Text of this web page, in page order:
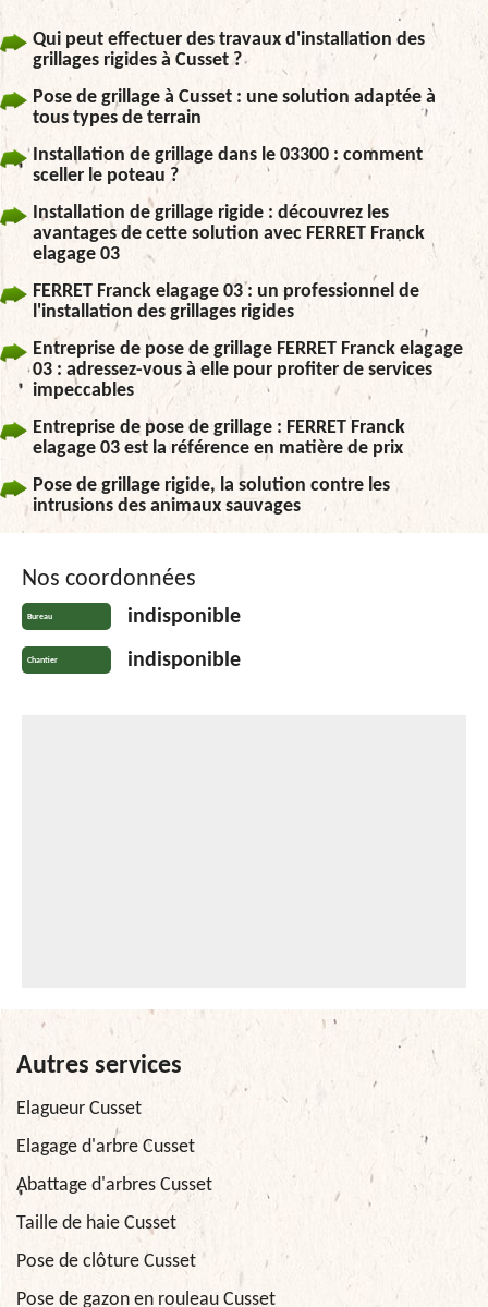
Qui peut effectuer des travaux d'installation des
grillages rigides à Cusset ?
Pose de grillage à Cusset : une solution adaptée à
tous types de terrain
Installation de grillage dans le 03300 : comment
sceller le poteau ?
Installation de grillage rigide : découvrez les
avantages de cette solution avec FERRET Franck
elagage 03
FERRET Franck elagage 03 : un professionnel de
l'installation des grillages rigides
Entreprise de pose de grillage FERRET Franck elagage
03 : adressez-vous à elle pour profiter de services
impeccables
Entreprise de pose de grillage : FERRET Franck
elagage 03 est la référence en matière de prix
Pose de grillage rigide, la solution contre les
intrusions des animaux sauvages
Nos coordonnées
Bureau indisponible
Chantier indisponible
Autres services
Elagueur Cusset
Elagage d'arbre Cusset
Abattage d'arbres Cusset
Taille de haie Cusset
Pose de clôture Cusset
Pose de gazon en rouleau Cusset